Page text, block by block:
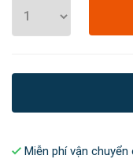
Miễn phí vận